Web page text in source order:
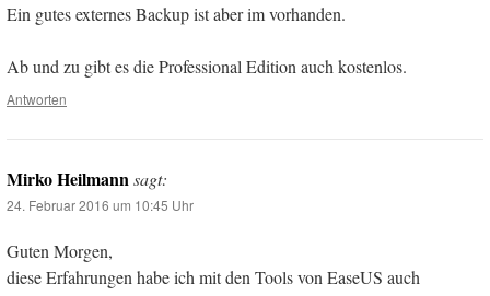
Ein gutes externes Backup ist aber im vorhanden.
Ab und zu gibt es die Professional Edition auch kostenlos.
Antworten
Mirko Heilmannsagt:
24. Februar 2016 um 10:45 Uhr
Guten Morgen,
diese Erfahrungen habe ich mit den Tools von EaseUS auch